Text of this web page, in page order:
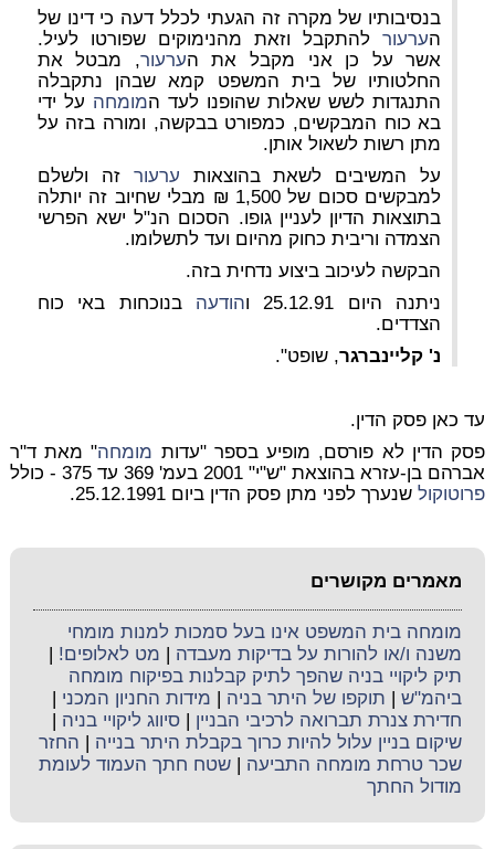
בנסיבותיו של מקרה זה הגעתי לכלל דעה כי דינו של
הערעורלהתקבל וזאת מהנימוקים שפורטו לעיל.
אשר על כן אני מקבל את הערעור, מבטל את
החלטותיו של בית המשפט קמא שבהן נתקבלה
התנגדות לשש שאלות שהופנו לעד המומחה על ידי
בא כוח המבקשים, כמפורט בבקשה, ומורה בזה על
מתן רשות לשאול אותן.
על המשיבים לשאת בהוצאות ערעור זה ולשלם
למבקשים סכום של 1,500 ₪ מבלי שחיוב זה יותלה
בתוצאות הדיון לעניין גופו. הסכום הנ"ל ישא הפרשי
הצמדה וריבית כחוק מהיום ועד לתשלומו.
הבקשה לעיכוב ביצוע נדחית בזה.
ניתנה היום 25.12.91 ו
הודעה בנוכחות באי כוח
הצדדים.
נ' קליינברגר, שופט".
עד כאן פסק הדין.
פסק הדין לא פורסם, מופיע בספר "עדות מומחה" מאת ד"ר
אברהם בן-עזרא בהוצאת "ש"י" 2001 בעמ' 369 עד 375 - כולל
פרוטוקולשנערך לפני מתן פסק הדין ביום 25.12.1991.
מאמרים מקושרים
מומחה בית המשפט אינו בעל סמכות למנות מומחי
משנה ו/או להורות על בדיקות מעבדה
מט לאלופים!
תיק ליקויי בניה שהפך לתיק קבלנות בפיקוח מומחה
ביהמ"ש
תוקפו של היתר בניה מידות החניון המכני
חדירת צנרת תברואה לרכיבי הבניין |סיווג ליקויי בניה
שיקום בניין עלול להיות כרוך בקבלת היתר בנייה
החזר
שכר טרחת מומחה התביעה |שטח חתך העמוד לעומת
מודול החתך